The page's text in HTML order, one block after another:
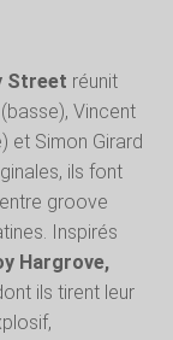
Street réunit
Vincent
et Simon Girard
ils font
groove
Inspirés
Hargrove,
ils tirent leur